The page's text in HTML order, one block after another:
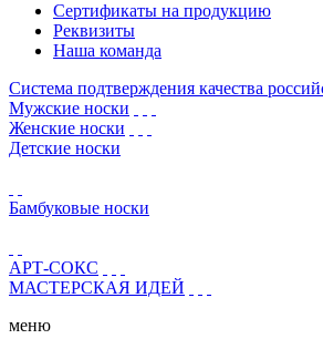
Сертификаты на продукцию
Реквизиты
Наша команда
Система подтверждения качества
Мужские носки
Женские носки
Детские носки
Бамбуковые носки
АРТ-СОКС
МАСТЕРСКАЯ ИДЕЙ
меню